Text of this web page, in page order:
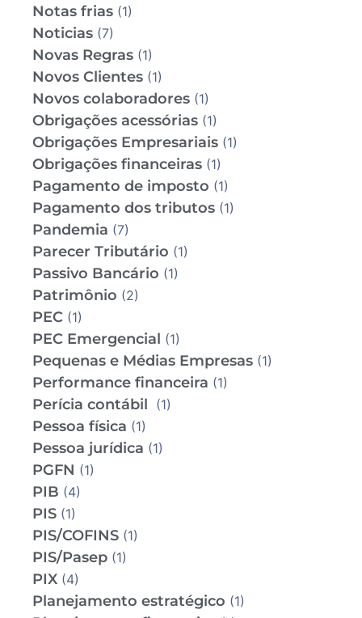
Notas frias (1)
Noticias (7)
Novas Regras (1)
Novos Clientes (1)
Novos colaboradores (1)
Obrigações acessórias (1)
Obrigações Empresariais (1)
Obrigações financeiras (1)
Pagamento de imposto (1)
Pagamento dos tributos (1)
Pandemia (7)
Parecer Tributário (1)
Passivo Bancário (1)
Patrimônio (2)
PEC (1)
PEC Emergencial (1)
Pequenas e Médias Empresas (1)
Performance financeira (1)
Perícia contábil (1)
Pessoa física (1)
Pessoa jurídica (1)
PGFN (1)
PIB (4)
PIS (1)
PIS/COFINS (1)
PIS/Pasep (1)
PIX (4)
Planejamento estratégico (1)